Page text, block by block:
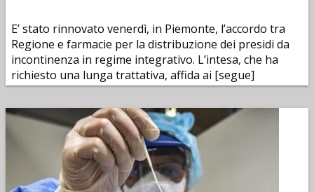
E’ stato rinnovato venerdì, in Piemonte, l’accordo tra
Regione e farmacie per la distribuzione dei presidi da
incontinenza in regime integrativo. L’intesa, che ha
richiesto una lunga trattativa, affida ai [segue]